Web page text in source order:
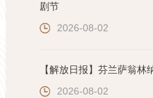
剧节
2026-08-02
【解放日报】芬兰萨翁林
2026-08-02